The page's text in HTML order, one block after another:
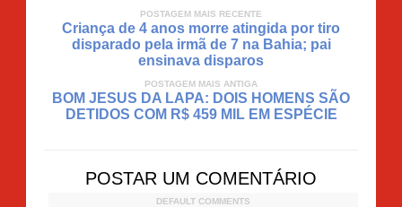
POSTAGEM MAIS RECENTE
Criança de 4 anos morre atingida por tiro
disparado pela irmã de 7 na Bahia; pai
ensinava disparos
POSTAGEM MAIS ANTIGA
BOM JESUS DA LAPA: DOIS HOMENS SÃO
DETIDOS COM R$ 459 MIL EM ESPÉCIE
POSTAR UM COMENTÁRIO
DEFAULT COMMENTS